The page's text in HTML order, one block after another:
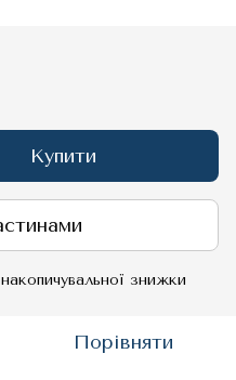
Купити
знижки
Порівняти